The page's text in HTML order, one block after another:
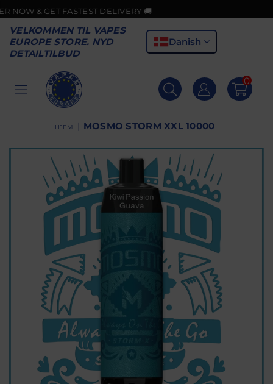
DELIVERY 🚚
VELKOMMEN TIL VAPES
EUROPE STORE. NYD
DETAILTILBUD
Danish
VAPES
EUROPE
0
HJEM | MOSMO STORM XXL 10000